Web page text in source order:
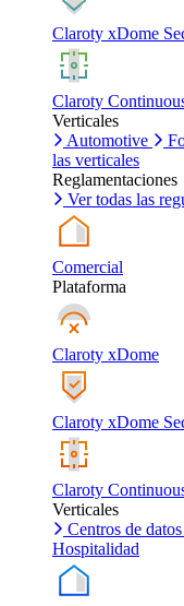
Claroty xDome
Claroty
Verticales
Automotive
las verticales
Reglamentaciones
Ver todas las
Comercial
Plataforma
Claroty xDome
Claroty xDome
Claroty
Verticales
Centros de datos
Hospitalidad